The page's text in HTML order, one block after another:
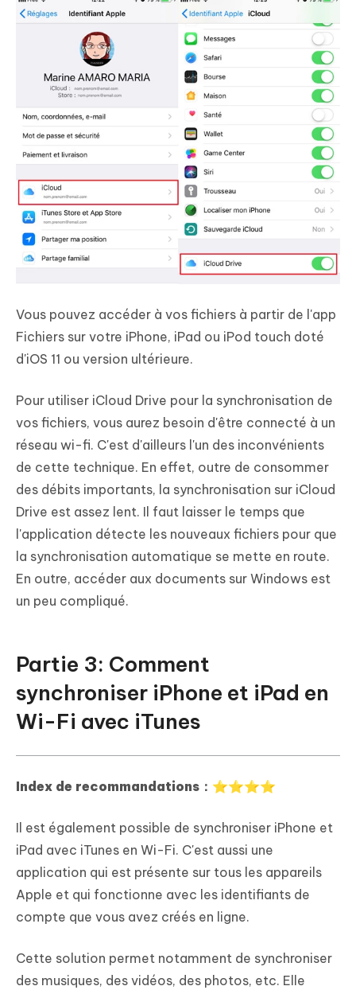
Vous pouvez accéder à vos fichiers à partir de l'app
Fichiers sur votre iPhone, iPad ou iPod touch doté
d'iOS 11 ou version ultérieure.
Pour utiliser iCloud Drive pour la synchronisation de
vos fichiers, vous aurez besoin d'être connecté à un
réseau wi-fi. C'est d'ailleurs l'un des inconvénients
de cette technique. En effet, outre de consommer
des débits importants, la synchronisation sur iCloud
Drive est assez lent. Il faut laisser le temps que
l'application détecte les nouveaux fichiers pour que
la synchronisation automatique se mette en route.
En outre, accéder aux documents sur Windows est
un peu compliqué.
Partie 3: Comment
synchroniser iPhone et iPad en
Wi-Fi avec iTunes
Index de recommandations：⭐⭐⭐⭐
Il est également possible de synchroniser iPhone et
iPad avec iTunes en Wi-Fi. C'est aussi une
application qui est présente sur tous les appareils
Apple et qui fonctionne avec les identifiants de
compte que vous avez créés en ligne.
Cette solution permet notamment de synchroniser
des musiques, des vidéos, des photos, etc. Elle